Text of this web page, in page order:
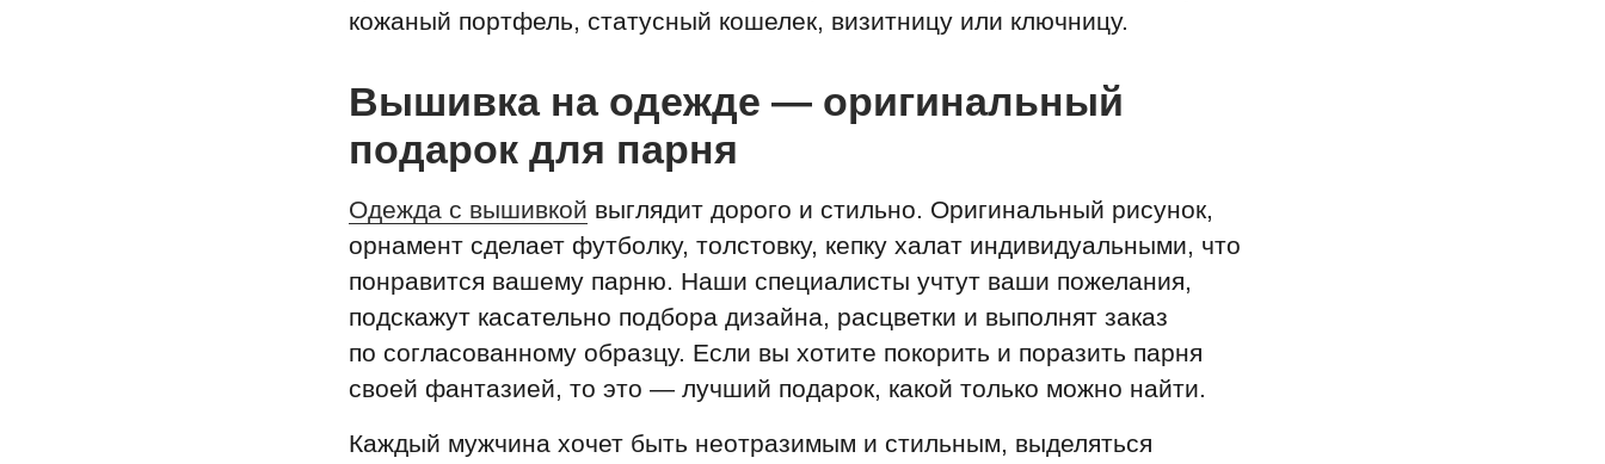
кожаный портфель, статусный кошелек, визитницу или ключницу.
Вышивка на одежде — оригинальный
подарок для парня
Одежда с вышивкой выглядит дорого и стильно. Оригинальный рисунок,
орнамент сделает футболку, толстовку, кепку халат индивидуальными, что
понравится вашему парню. Наши специалисты учтут ваши пожелания,
подскажут касательно подбора дизайна, расцветки и выполнят заказ
по согласованному образцу. Если вы хотите покорить и поразить парня
своей фантазией, то это — лучший подарок, какой только можно найти.
Каждый мужчина хочет быть неотразимым и стильным, выделяться